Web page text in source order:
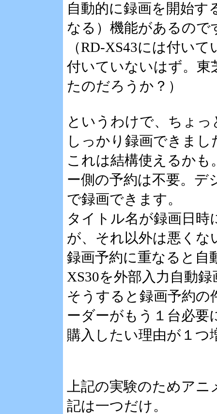
自動的に録画を開始す
なる）機能があるので
（RD-XS43には付い
付いていないはず。東
たのだろうか？）
というわけで、ちょ
しっかり録画できまし
これは結構使えるか
ー側の予約は不要。デ
で録画できます。
タイトル名が録画日
が、それ以外は悪くな
録画予約に重なると自
XS30を外部入力自動
そうすると録画予約
ーダーがもう１台必要
購入したい理由が１つ
上記の実験のためア
記は一つだけ。